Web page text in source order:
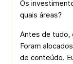
Os
quais áreas?
Antes de tudo,
Foram
de conteúdo.